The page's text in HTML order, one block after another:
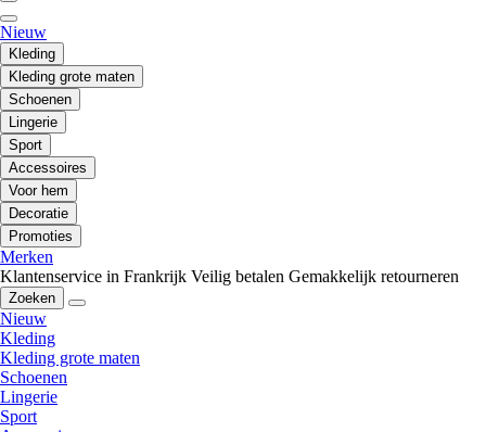
Nieuw
Kleding
Kleding grote maten
Schoenen
Lingerie
Sport
Accessoires
Voor hem
Decoratie
Promoties
Merken
Klantenservice in Frankrijk Veilig betalen Gemakkelijk retourneren
Zoeken
Nieuw
Kleding
Kleding grote maten
Schoenen
Lingerie
Sport